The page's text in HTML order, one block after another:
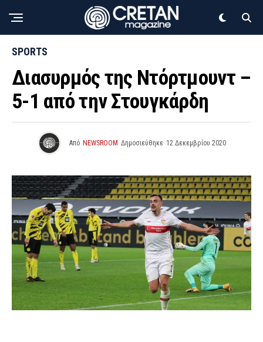
SPORTS
Διασυρμός της Ντόρτμουντ –
5-1 από την Στουγκάρδη
Από NEWSROOM Δημοσιεύθηκε 12 Δεκεμβρίου 2020